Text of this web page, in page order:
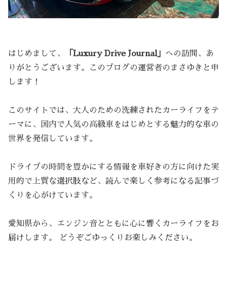
はじめまして、 「Luxury Drive Journal」 への訪問、あ
りがとうございます。このブログの運営者のまさゆきと申
します！
このサイトでは、大人のための洗練されたカーライフをテ
ーマに、国内で人気の高級車をはじめとする魅力的な車の
世界を発信しています。
ドライブの時間を豊かにする情報を車好きの方に向けた実
用的で上質な選択肢など、読んで楽しく参考になる記事づ
くりを心がけています。
愛知県から、エンジン音とともに心に響くカーライフをお
届けします。 どうぞごゆっくりお楽しみください。